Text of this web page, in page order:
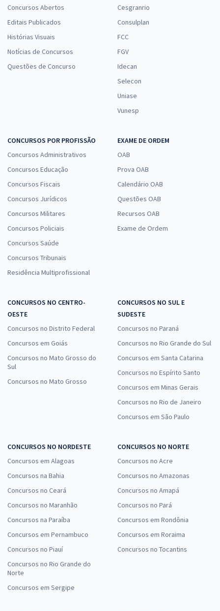
Concursos Abertos
Editais Publicados
Histórias Visuais
Notícias de Concursos
Questões de Concurso
Cesgranrio
Consulplan
FCC
FGV
Idecan
Selecon
Uniase
Vunesp
CONCURSOS POR PROFISSÃO
Concursos Administrativos
Concursos Educação
Concursos Fiscais
Concursos Jurídicos
Concursos Militares
Concursos Policiais
Concursos Saúde
Concursos Tribunais
Residência Multiprofissional
EXAME DE ORDEM
OAB
Prova OAB
Calendário OAB
Questões OAB
Recursos OAB
Exame de Ordem
CONCURSOS NO CENTRO-
OESTE
Concursos no Distrito Federal
Concursos em Goiás
Concursos no Mato Grosso do
Sul
Concursos no Mato Grosso
CONCURSOS NO SUL E
SUDESTE
Concursos no Paraná
Concursos no Rio Grande do Sul
Concursos em Santa Catarina
Concursos no Espírito Santo
Concursos em Minas Gerais
Concursos no Rio de Janeiro
Concursos em São Paulo
CONCURSOS NO NORDESTE
Concursos em Alagoas
Concursos na Bahia
Concursos no Ceará
Concursos no Maranhão
Concursos na Paraíba
Concursos em Pernambuco
Concursos no Piauí
Concursos no Rio Grande do
Norte
Concursos em Sergipe
CONCURSOS NO NORTE
Concursos no Acre
Concursos no Amazonas
Concursos no Amapá
Concursos no Pará
Concursos em Rondônia
Concursos em Roraima
Concursos no Tocantins